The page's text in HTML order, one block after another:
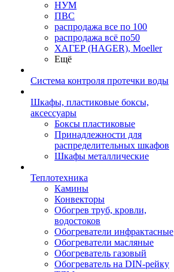
НУМ
ПВС
распродажа все по 100
распродажа всё по50
ХАГЕР (HAGER), Moeller
Ещё
Система контроля протечки воды
Шкафы, пластиковые боксы,
аксессуары
Боксы пластиковые
Принадлежности для
распределительных шкафов
Шкафы металлические
Теплотехника
Камины
Конвекторы
Обогрев труб, кровли,
водостоков
Обогреватели инфрактасные
Обогреватели масляные
Обогреватель газовый
Обогреватель на DIN-рейку